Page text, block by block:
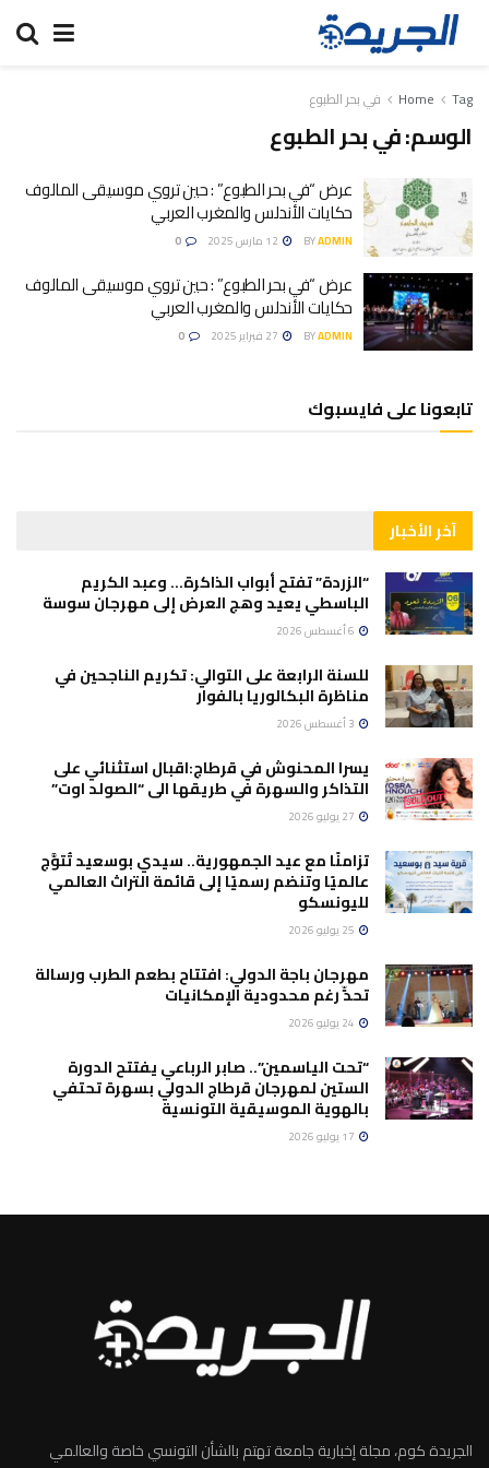
Home Tag في بحر الطبوع
الوسم:في بحر الطبوع
عرض “في بحر الطبوع” : حين تروي موسيقى المالوف
حكايات الأندلس والمغرب العربي
BYADMIN
عرض “في بحر الطبوع” : حين تروي موسيقى المالوف
حكايات الأندلس والمغرب العربي
BYADMIN
تابعونا على فايسبوك
آخر الأخبار
“الزردة” تفتح أبواب الذاكرة… وعبد الكريم
الباسطي يعيد وهج العرض إلى مهرجان سوسة
للسنة الرابعة على التوالي: تكريم الناجحين في
مناظرة البكالوريا بالفوار
يسرا المحنوش في قرطاج:اقبال استثنائي على
التذاكر والسهرة في طريقها الى “الصولد اوت”
تزامنًا مع عيد الجمهورية.. سيدي بوسعيد تُتوَّج
عالميًا وتنضم رسميًا إلى قائمة التراث العالمي
لليونسكو
مهرجان باجة الدولي: افتتاح بطعم الطرب ورسالة
تحدٍّ رغم محدودية الإمكانيات
“تحت الياسمين”.. صابر الرباعي يفتتح الدورة
الستين لمهرجان قرطاج الدولي بسهرة تحتفي
بالهوية الموسيقية التونسية
الجريدة كوم، مجلة إخبارية جامعة تهتم بالشأن التونسي خاصة والعالمي